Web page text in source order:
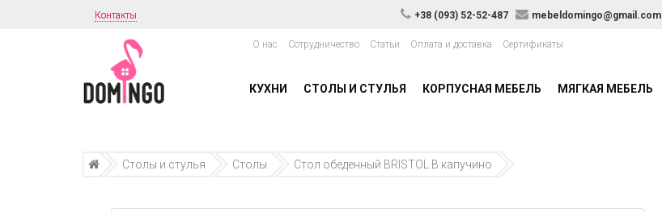
Контакты +38 (093) 52-52-487 mebeldomingo@gmail.com
О нас Сотрудничество Статьи Оплата и доставка Сертификаты
КУХНИ СТОЛЫ И СТУЛЬЯ КОРПУСНАЯ МЕБЕЛЬ МЯГКАЯ МЕБЕЛЬ
Столы и стулья Столы Стол обеденный BRISTOL B капучино